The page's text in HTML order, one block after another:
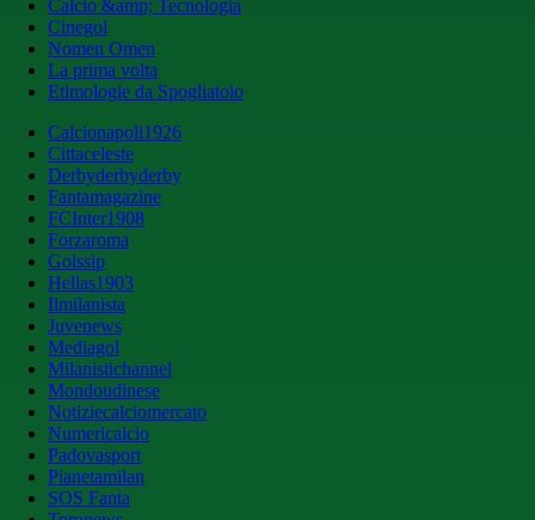
Calcio &amp; Tecnologia
Cinegol
Nomen Omen
La prima volta
Etimologie da Spogliatoio
Calcionapoli1926
Cittaceleste
Derbyderbyderby
Fantamagazine
FCInter1908
Forzaroma
Golssip
Hellas1903
Ilmilanista
Juvenews
Mediagol
Milanistichannel
Mondoudinese
Notiziecalciomercato
Numericalcio
Padovasport
Pianetamilan
SOS Fanta